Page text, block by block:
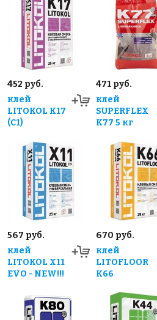
452 руб.
клей
LITOKOL K17
(C1)
471 руб.
клей
SUPERFLEX
K77 5 кг
567 руб.
клей
LITOKOL X11
EVO - NEW!!!
670 руб.
клей
LITOFLOOR
K66